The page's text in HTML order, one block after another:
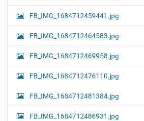
FB_IMG_1684712459441.jpg
FB_IMG_1684712464583.jpg
FB_IMG_1684712469958.jpg
FB_IMG_1684712476110.jpg
FB_IMG_1684712481384.jpg
FB_IMG_1684712486931.jpg